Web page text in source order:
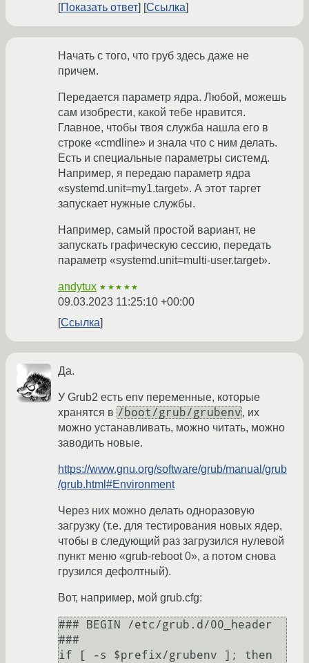
Показать ответ
Ссылка
Начать с того, что груб здесь даже не
причем.
Передается параметр ядра. Любой, можешь
сам изобрести, какой тебе нравится.
Главное, чтобы твоя служба нашла его в
строке «cmdline» и знала что с ним делать.
Есть и специальные параметры системд.
Например, я передаю параметр ядра
«systemd.unit=my1.target». А этот таргет
запускает нужные службы.
Например, самый простой вариант, не
запускать графическую сессию, передать
параметр «systemd.unit=multi-user.target».
andytux ★★★★★
09.03.2023 11:25:10 +00:00
Ссылка
Да.
У Grub2 есть env переменные, которые
хранятся в /boot/grub/grubenv, их
можно устанавливать, можно читать, можно
заводить новые.
https://www.gnu.org/software/grub/manual/grub
/grub.html#Environment
Через них можно делать одноразовую
загрузку (т.е. для тестирования новых ядер,
чтобы в следующий раз загрузился нулевой
пункт меню «grub-reboot 0», а потом снова
грузился дефолтный).
Вот, например, мой grub.cfg:
### BEGIN /etc/grub.d/00_header
###
if [ -s $prefix/grubenv ]; then